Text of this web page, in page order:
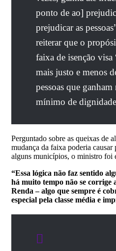
ponto de ao]
prejudicar as
reiterar que o
faixa de isenção visa
mais justo e menos
pessoas que
mínimo de
Perguntado sobre as queixas de
mudança da faixa poderia causar
alguns municípios, o ministro foi
“Essa lógica não faz sentido
há muito tempo não se corrige
Renda – algo que sempre é
especial pela classe média e